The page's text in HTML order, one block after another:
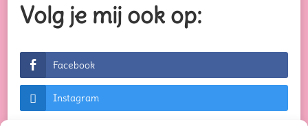
Volg je mij ook op:
Facebook
Instagram